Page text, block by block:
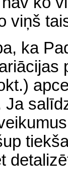
viņš
ka
Ja